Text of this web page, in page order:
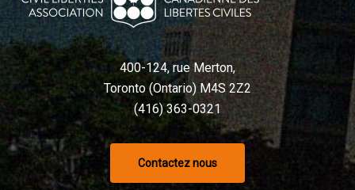
400-124, rue Merton,
Toronto (Ontario) M4S 2Z2
(416) 363-0321
Contactez nous